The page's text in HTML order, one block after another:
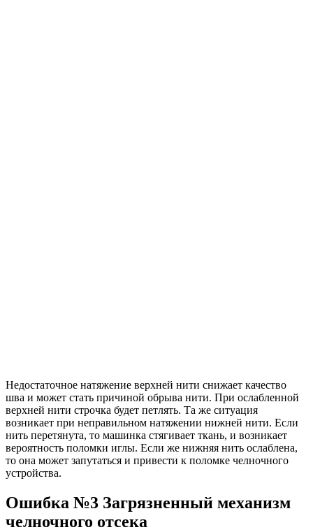
Недостаточное натяжение верхней нити снижает качество
шва и может стать причиной обрыва нити. При ослабленной
верхней нити строчка будет петлять. Та же ситуация
возникает при неправильном натяжении нижней нити. Если
нить перетянута, то машинка стягивает ткань, и возникает
вероятность поломки иглы. Если же нижняя нить ослаблена,
то она может запутаться и привести к поломке челночного
устройства.
Ошибка №3 Загрязненный механизм
челночного отсека